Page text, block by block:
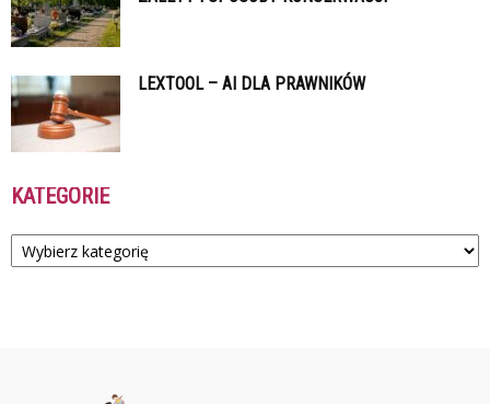
LEXTOOL – AI DLA PRAWNIKÓW
KATEGORIE
Kategorie